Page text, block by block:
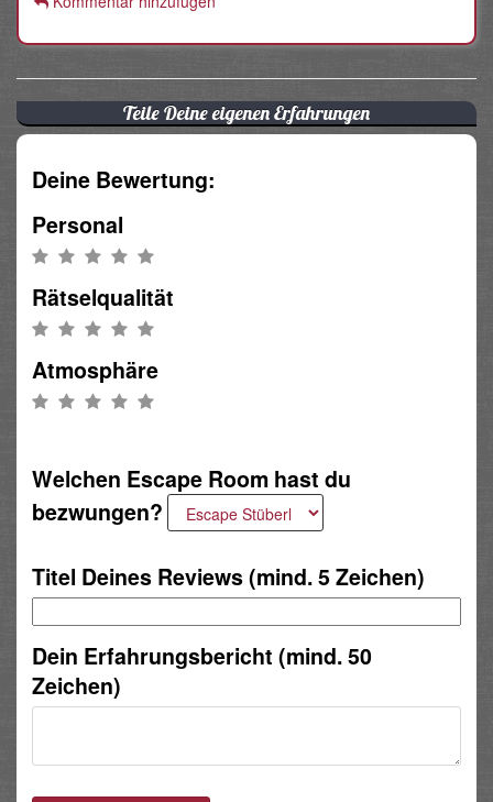
Teile Deine eigenen Erfahrungen
Deine Bewertung:
Personal
Rätselqualität
Atmosphäre
Welchen Escape Room hast du
bezwungen?
Titel Deines Reviews (mind. 5 Zeichen)
Dein Erfahrungsbericht (mind. 50
Zeichen)